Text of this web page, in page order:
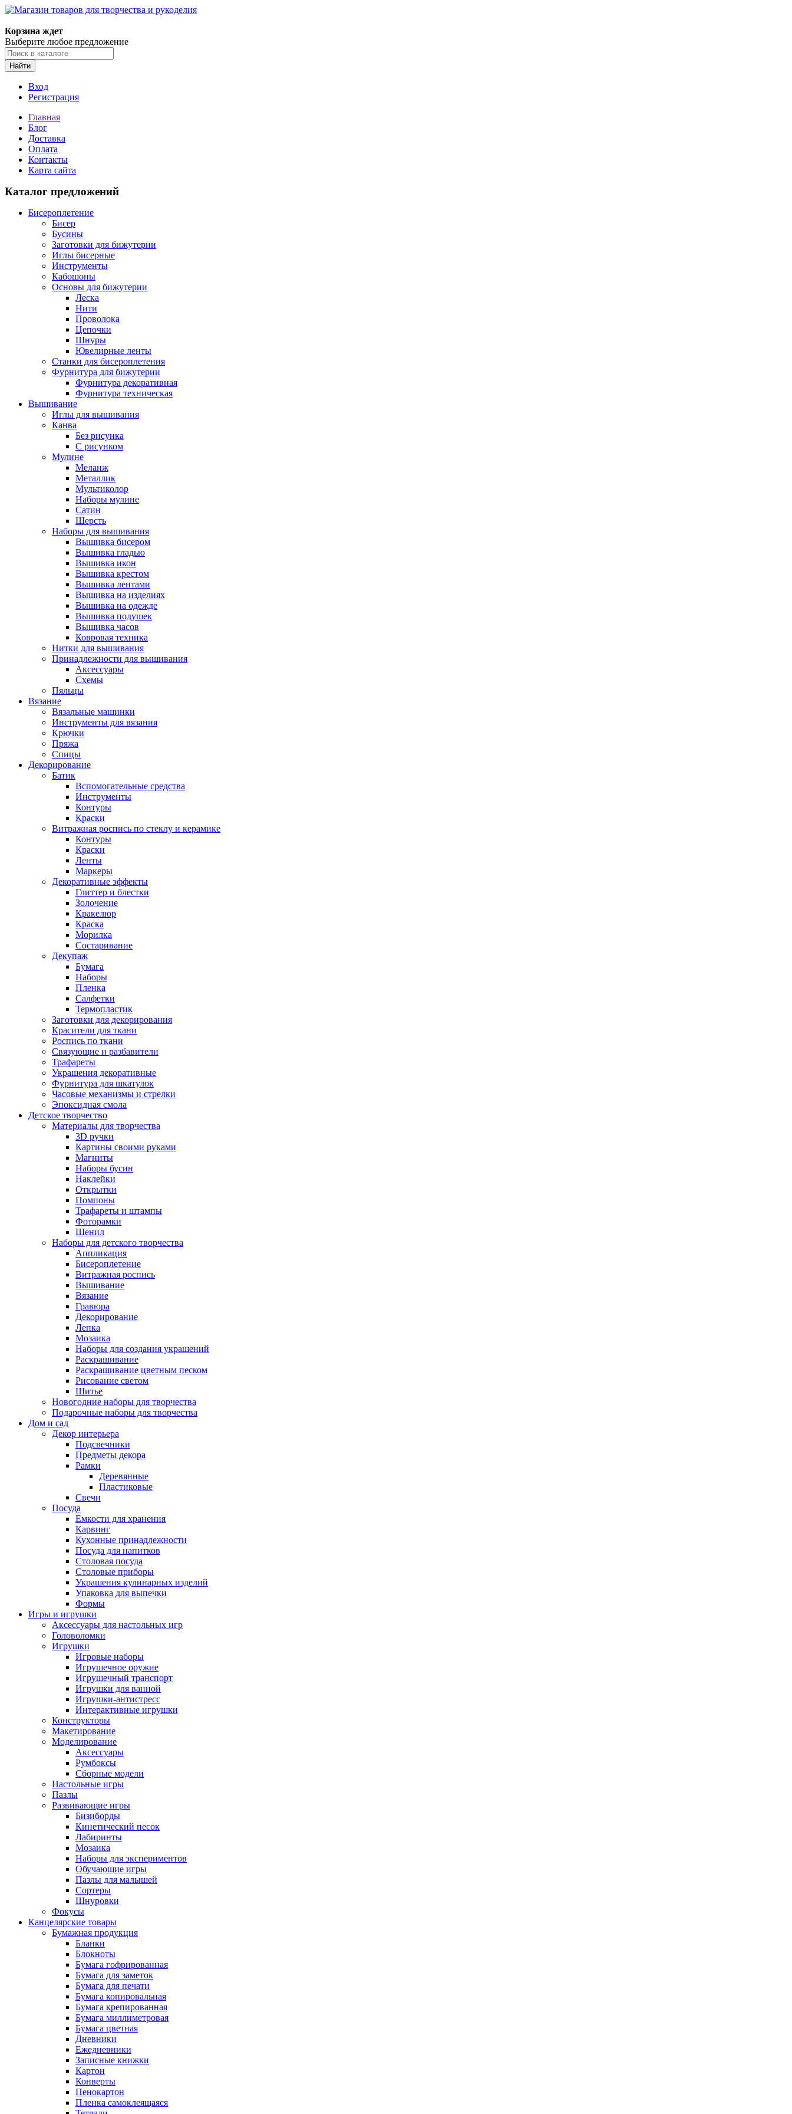
Корзина ждет
Выберите любое предложение
Найти
Вход
Регистрация
Главная
Блог
Доставка
Оплата
Контакты
Карта сайта
Каталог предложений
Бисероплетение
Бисер
Бусины
Заготовки для бижутерии
Иглы бисерные
Инструменты
Кабошоны
Основы для бижутерии
Леска
Нити
Проволока
Цепочки
Шнуры
Ювелирные ленты
Станки для бисероплетения
Фурнитура для бижутерии
Фурнитура декоративная
Фурнитура техническая
Вышивание
Иглы для вышивания
Канва
Без рисунка
С рисунком
Мулине
Меланж
Металлик
Мультиколор
Наборы мулине
Сатин
Шерсть
Наборы для вышивания
Вышивка бисером
Вышивка гладью
Вышивка икон
Вышивка крестом
Вышивка лентами
Вышивка на изделиях
Вышивка на одежде
Вышивка подушек
Вышивка часов
Ковровая техника
Нитки для вышивания
Принадлежности для вышивания
Аксессуары
Схемы
Пяльцы
Вязание
Вязальные машинки
Инструменты для вязания
Крючки
Пряжа
Спицы
Декорирование
Батик
Вспомогательные средства
Инструменты
Контуры
Краски
Витражная роспись по стеклу и керамике
Контуры
Краски
Ленты
Маркеры
Декоративные эффекты
Глиттер и блестки
Золочение
Кракелюр
Краска
Морилка
Состаривание
Декупаж
Бумага
Наборы
Пленка
Салфетки
Термопластик
Заготовки для декорирования
Красители для ткани
Роспись по ткани
Связующие и разбавители
Трафареты
Украшения декоративные
Фурнитура для шкатулок
Часовые механизмы и стрелки
Эпоксидная смола
Детское творчество
Материалы для творчества
3D ручки
Картины своими руками
Магниты
Наборы бусин
Наклейки
Открытки
Помпоны
Трафареты и штампы
Фоторамки
Шенил
Наборы для детского творчества
Аппликация
Бисероплетение
Витражная роспись
Вышивание
Вязание
Гравюра
Декорирование
Лепка
Мозаика
Наборы для создания украшений
Раскрашивание
Раскрашивание цветным песком
Рисование светом
Шитье
Новогодние наборы для творчества
Подарочные наборы для творчества
Дом и сад
Декор интерьера
Подсвечники
Предметы декора
Рамки
Деревянные
Пластиковые
Свечи
Посуда
Емкости для хранения
Карвинг
Кухонные принадлежности
Посуда для напитков
Столовая посуда
Столовые приборы
Украшения кулинарных изделий
Упаковка для выпечки
Формы
Игры и игрушки
Аксессуары для настольных игр
Головоломки
Игрушки
Игровые наборы
Игрушечное оружие
Игрушечный транспорт
Игрушки для ванной
Игрушки-антистресс
Интерактивные игрушки
Конструкторы
Макетирование
Моделирование
Аксессуары
Румбоксы
Сборные модели
Настольные игры
Пазлы
Развивающие игры
Бизиборды
Кинетический песок
Лабиринты
Мозаика
Наборы для экспериментов
Обучающие игры
Пазлы для малышей
Сортеры
Шнуровки
Фокусы
Канцелярские товары
Бумажная продукция
Бланки
Блокноты
Бумага гофрированная
Бумага для заметок
Бумага для печати
Бумага копировальная
Бумага крепированная
Бумага миллиметровая
Бумага цветная
Дневники
Ежедневники
Записные книжки
Картон
Конверты
Пенокартон
Пленка самоклеящаяся